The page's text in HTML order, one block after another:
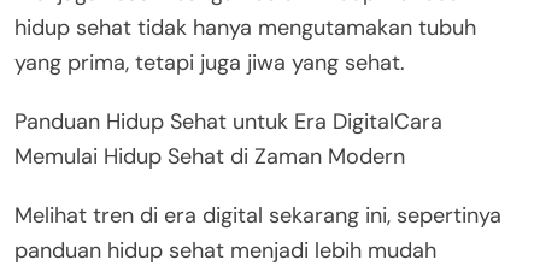
hidup sehat tidak hanya mengutamakan tubuh
yang prima, tetapi juga jiwa yang sehat.
Panduan Hidup Sehat untuk Era DigitalCara
Memulai Hidup Sehat di Zaman Modern
Melihat tren di era digital sekarang ini, sepertinya
panduan hidup sehat menjadi lebih mudah